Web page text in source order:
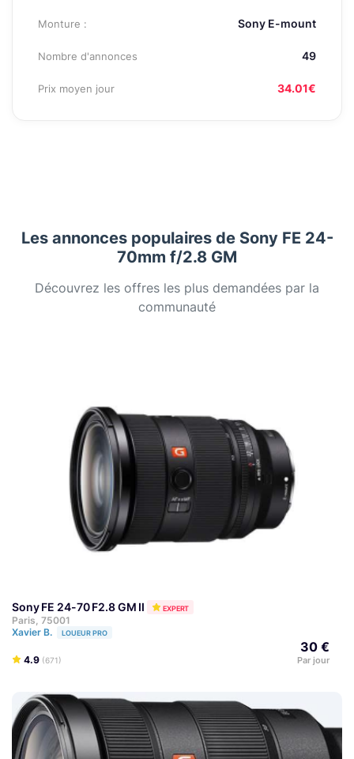
Monture : Sony E-mount
Nombre d'annonces 49
Prix moyen jour 34.01€
Les annonces populaires de Sony FE 24-
70mm f/2.8 GM
Découvrez les offres les plus demandées par la
communauté
Sony FE 24-70 F2.8 GM II EXPERT
Paris, 75001
Xavier B.
LOUEUR PRO
4.9 (671)
30 €
Par jour